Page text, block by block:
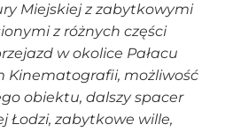
Miejskiej z zabytkowymi
z różnych części
w okolice Pałacu
Kinematografii, możliwość
obiektu, dalszy spacer
Łodzi, zabytkowe wille,